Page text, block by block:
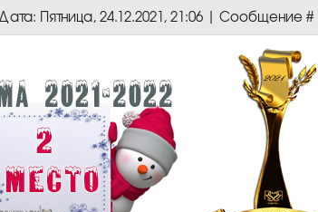
Пятница, 24.12.2021, 21:06 | Сообщение #